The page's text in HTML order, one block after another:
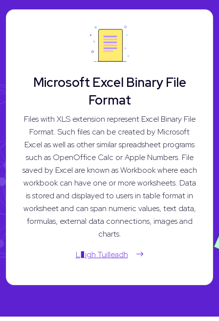
Microsoft Excel Binary File
Format
Files with XLS extension represent Excel Binary File
Format. Such files can be created by Microsoft
Excel as well as other similar spreadsheet programs
such as OpenOffice Calc or Apple Numbers. File
saved by Excel are known as Workbook where each
workbook can have one or more worksheets. Data
is stored and displayed to users in table format in
worksheet and can span numeric values, text data,
formulas, external data connections, images and
charts.
L�igh Tuilleadh